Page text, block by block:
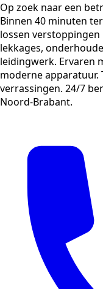
Op zoek naar een
Binnen 40 minuten
lossen
lekkages,
leidingwerk. Ervaren
moderne apparatuur.
verrassingen. 24/7
Noord-Brabant.